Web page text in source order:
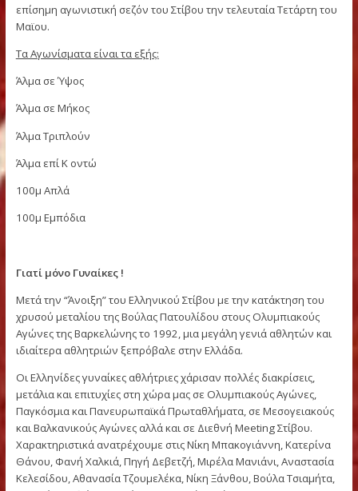
Στα έξι αγωνίσματα του Γκαλά Στίβου Γυναικών, που έχει
πλέον θεσμός , έχουν λάβει μέρος υψηλού επιπέδου
επιδόσεις που συγκαταλέγονται στις 5 καλύτερες του
επίσημη αγωνιστική σεζόν του Στίβου την τελευταία
Μαϊου.
Τα Αγωνίσματα είναι τα εξής:
Άλμα σε Ύψος
Άλμα σε Μήκος
100μ Απλά
100μ Εμπόδια
Γιατί μόνο Γυναίκες !
Μετά την “Άνοιξη” του Ελληνικού Στίβου με την κατάκτηση
χρυσού μεταλίου της Βούλας Πατουλίδου στους
Αγώνες της Βαρκελώνης το 1992, μια μεγάλη γενιά αθλητών